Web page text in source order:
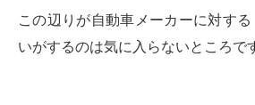
この辺りが自動車メーカーに対す
いがするのは気に入らないところで